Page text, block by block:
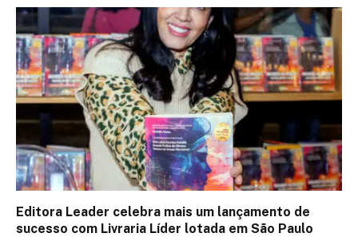
Editora Leader celebra mais um lançamento de
sucesso com Livraria Líder lotada em São Paulo